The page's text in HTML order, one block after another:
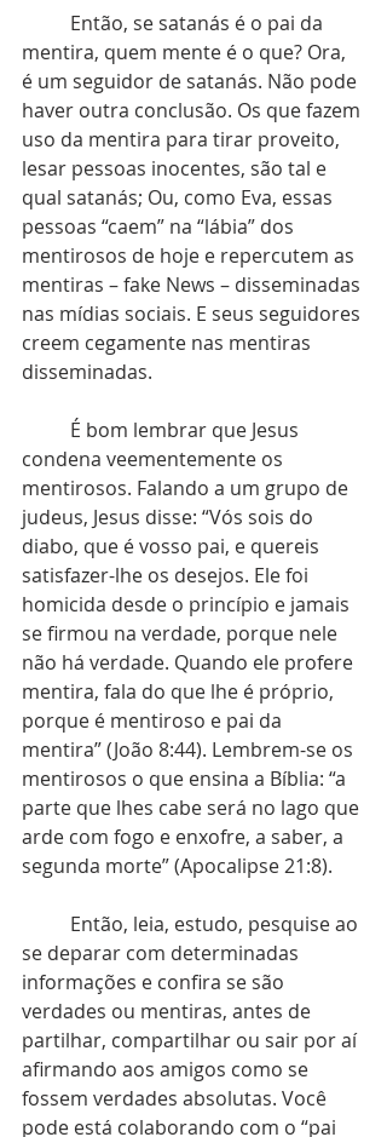
mentira, quem mente é o que? Ora,
é um seguidor de satanás. Não pode
haver outra conclusão. Os que fazem
uso da mentira para tirar proveito,
lesar pessoas inocentes, são tal e
qual satanás; Ou, como Eva, essas
pessoas “caem” na “lábia” dos
mentirosos de hoje e repercutem as
mentiras – fake News – disseminadas
nas mídias sociais. E seus seguidores
creem cegamente nas mentiras
disseminadas.
condena veementemente os
mentirosos. Falando a um grupo de
judeus, Jesus disse: “Vós sois do
diabo, que é vosso pai, e quereis
satisfazer-lhe os desejos. Ele foi
homicida desde o princípio e jamais
se firmou na verdade, porque nele
não há verdade. Quando ele profere
mentira, fala do que lhe é próprio,
porque é mentiroso e pai da
mentira” (João 8:44). Lembrem-se os
mentirosos o que ensina a Bíblia: “a
parte que lhes cabe será no lago que
arde com fogo e enxofre, a saber, a
segunda morte” (Apocalipse 21:8).
se deparar com determinadas
informações e confira se são
verdades ou mentiras, antes de
partilhar, compartilhar ou sair por aí
afirmando aos amigos como se
fossem verdades absolutas. Você
pode está colaborando com o “pai